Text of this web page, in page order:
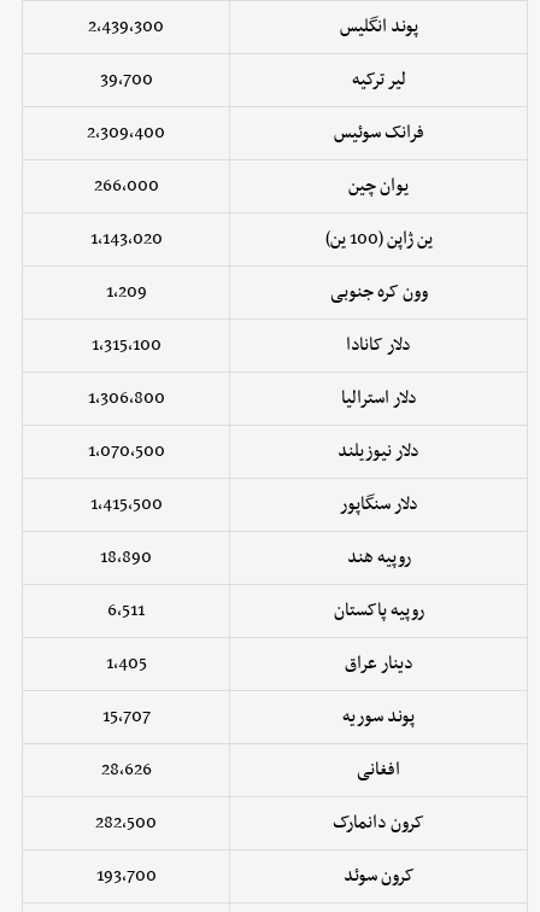
پوند انگلیس
2,439,300
لیر ترکیه
39,700
فرانک سوئیس
2,309,400
یوان چین
266,000
ین ژاپن (100 ین)
1,143,020
وون کره جنوبی
1,209
دلار کانادا
1,315,100
دلار استرالیا
1,306,800
دلار نیوزیلند
1,070,500
دلار سنگاپور
1,415,500
روپیه هند
18,890
روپیه پاکستان
6,511
دینار عراق
1,405
پوند سوریه
15,707
افغانی
28,626
کرون دانمارک
282,500
کرون سوئد
193,700